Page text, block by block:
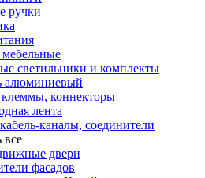
ручки
светильники и комплекты
алюминиевый
клеммы, коннекторы
лента
каналы, соединители
все
двери
фасадов